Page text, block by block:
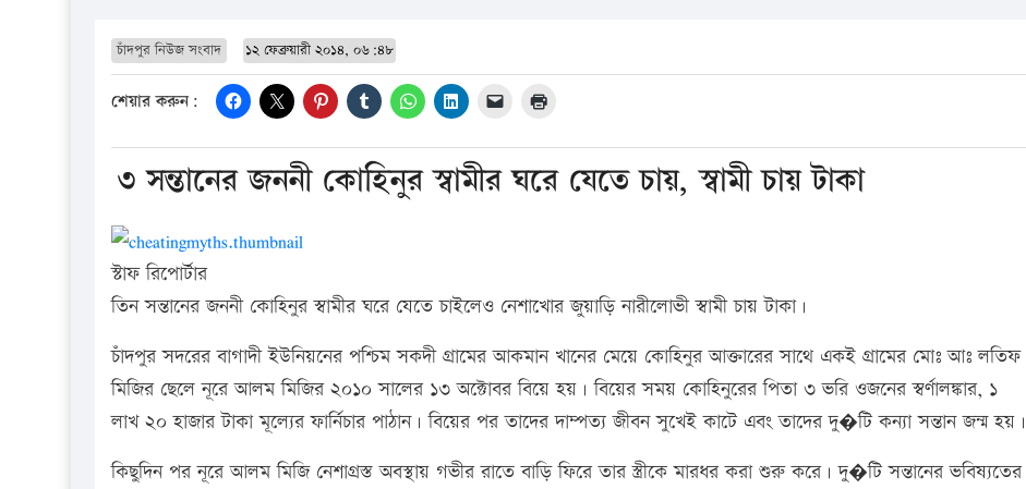
চাঁদপুর নিউজ সংবাদ ১২ ফেব্রুয়ারী ২০১৪, ০৬:৪৮
শেয়ার করুন:
৩ সন্তানের জননী কোহিনুর স্বামীর ঘরে যেতে চায়, স্বামী চায় টাকা
স্টাফ রিপোর্টার
তিন সন্তানের জননী কোহিনুর স্বামীর ঘরে যেতে চাইলেও নেশাখোর জুয়াড়ি নারীলোভী স্বামী চায় টাকা।
চাঁদপুর সদরের বাগাদী ইউনিয়নের পশ্চিম সকদী গ্রামের আকমান খানের মেয়ে কোহিনুর আক্তারের সাথে একই গ্রামের মোঃ আঃ লতিফ
মিজির ছেলে নূরে আলম মিজির ২০১০ সালের ১৩ অক্টোবর বিয়ে হয়। বিয়ের সময় কোহিনুরের পিতা ৩ ভরি ওজনের স্বর্ণালঙ্কার, ১
লাখ ২০ হাজার টাকা মূল্যের ফার্নিচার পাঠান। বিয়ের পর তাদের দাম্পত্য জীবন সুখেই কাটে এবং তাদের দু�টি কন্যা সন্তান জন্ম হয়।
কিছুদিন পর নূরে আলম মিজি নেশাগ্রস্ত অবস্থায় গভীর রাতে বাড়ি ফিরে তার স্ত্রীকে মারধর করা শুরু করে। দু�টি সন্তানের ভবিষ্যতের